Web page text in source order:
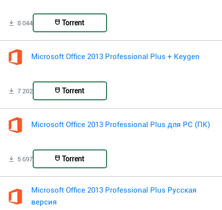
8 044 Torrent
Microsoft Office 2013 Professional Plus + Keygen
7 202 Torrent
Microsoft Office 2013 Professional Plus для PC (ПК)
5 697 Torrent
Microsoft Office 2013 Professional Plus Русская
версия